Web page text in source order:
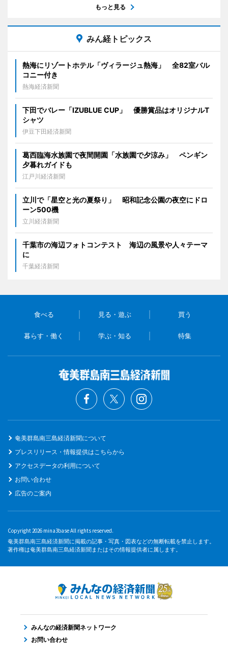
もっと見る
みん経トピックス
熱海にリゾートホテル「ヴィラージュ熱海」 全82室バル
コニー付き
熱海経済新聞
下田でバレー「IZUBLUE CUP」 優勝賞品はオリジナルT
シャツ
伊豆下田経済新聞
葛西臨海水族園で夜間開園「水族園で夕涼み」 ペンギン
夕暮れガイドも
江戸川経済新聞
立川で「星空と光の夏祭り」 昭和記念公園の夜空にドロ
ーン500機
立川経済新聞
千葉市の海辺フォトコンテスト 海辺の風景や人々テーマ
に
千葉経済新聞
食べる 見る・遊ぶ 買う
暮らす・働く 学ぶ・知る 特集
奄美群島南三島経済新聞について
プレスリリース・情報提供はこちらから
アクセスデータの利用について
お問い合わせ
広告のご案内
Copyright 2026 mina3base All rights reserved.
奄美群島南三島経済新聞に掲載の記事・写真・図表などの無断転載を禁止します。
著作権は奄美群島南三島経済新聞またはその情報提供者に属します。
みんなの経済新聞ネットワーク
お問い合わせ